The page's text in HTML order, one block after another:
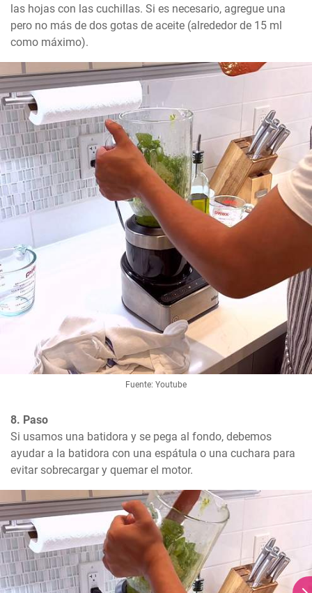
las hojas con las cuchillas. Si es necesario, agregue una
pero no más de dos gotas de aceite (alrededor de 15 ml
como máximo).
Fuente: Youtube
8. Paso
Si usamos una batidora y se pega al fondo, debemos
ayudar a la batidora con una espátula o una cuchara para
evitar sobrecargar y quemar el motor.